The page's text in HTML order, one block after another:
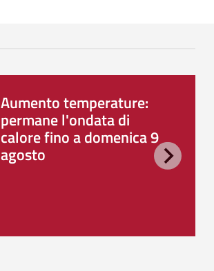
Aumento temperature:
permane l'ondata di
calore fino a domenica 9
agosto